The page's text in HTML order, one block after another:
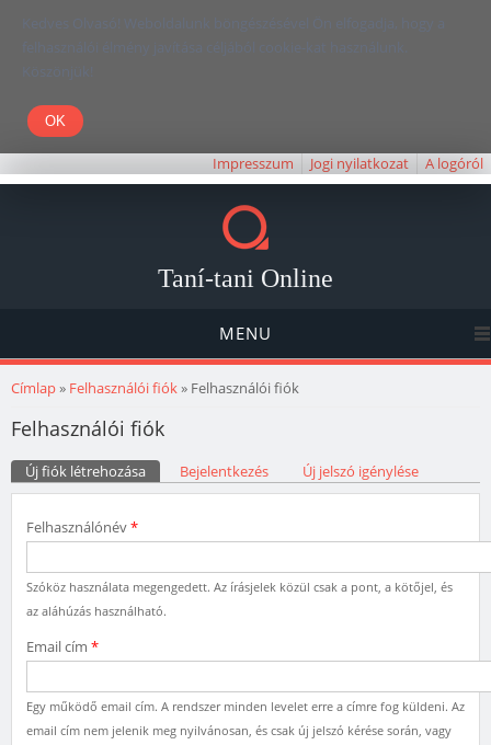
Kedves Olvasó! Weboldalunk böngészésével Ön elfogadja, hogy a
felhasználói élmény javítása céljából cookie-kat használunk.
Köszönjük!
Impresszum Jogi nyilatkozat A logóról
Taní-tani Online
MENU
Jelenlegi hely
Címlap» Felhasználói fiók» Felhasználói fiók
Felhasználói fiók
Elsődleges fülek
Új fiók létrehozása (aktív fül)Bejelentkezés Új jelszó igénylése
Felhasználónév*
Szóköz használata megengedett. Az írásjelek közül csak a pont, a kötőjel, és
az aláhúzás használható.
Email cím *
Egy működő email cím. A rendszer minden levelet erre a címre fog küldeni. Az
email cím nem jelenik meg nyilvánosan, és csak új jelszó kérése során, vagy